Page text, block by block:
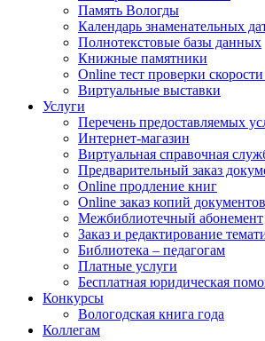
Память Вологды
Календарь знаменательных
Полнотекстовые базы данных
Книжные памятники
Online тест проверки
Виртуальные выставки
Услуги
Перечень предоставляемых
Интернет-магазин
Виртуальная справочная
Предварительный заказ
Online продление книг
Online заказ копий документов
Межбиблиотечный абонемент
Заказ и редактирование
Библиотека – педагогам
Платные услуги
Бесплатная юридическая
Конкурсы
Вологодская книга года
Коллегам